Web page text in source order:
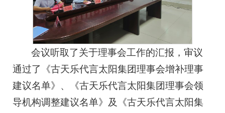
会议听取了关于理事会工作的汇报，审议
通过了《古天乐代言太阳集团理事会增补理事
建议名单》、《古天乐代言太阳集团理事会领
导机构调整建议名单》及《古天乐代言太阳集